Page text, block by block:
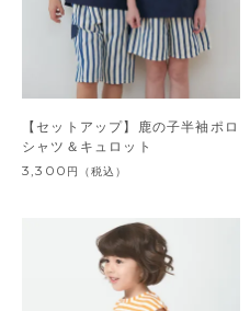
【セットアップ】鹿の子半袖ポロ
シャツ＆キュロット
3,300 円 （税込）